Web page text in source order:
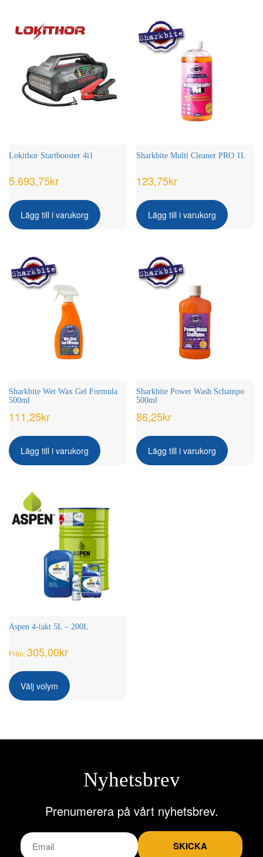
olika
alternativen
kan
väljas
på
produktsidan
Lokithor Startbooster 4i1
5.693,75kr
Lägg till i varukorg
Sharkbite Multi Cleaner PRO 1L
123,75kr
Lägg till i varukorg
Sharkbite Wet Wax Gel Formula
500ml
111,25kr
Lägg till i varukorg
Sharkbite Power Wash Schampo
500ml
86,25kr
Lägg till i varukorg
Aspen 4-takt 5L – 200L
Från:305,00kr
Välj volym
här
produkten
De
väljas
produktsidan
Nyhetsbrev
Prenumerera på vårt nyhetsbrev.
SKICKA